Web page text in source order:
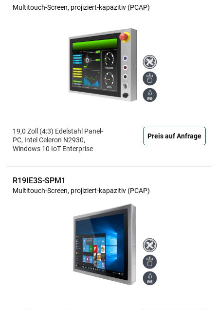
Multitouch-Screen, projiziert-kapazitiv (PCAP)
19,0 Zoll (4:3) Edelstahl Panel-
PC, Intel Celeron N2930,
Windows 10 IoT Enterprise
Preis auf Anfrage
R19IE3S-SPM1
Multitouch-Screen, projiziert-kapazitiv (PCAP)